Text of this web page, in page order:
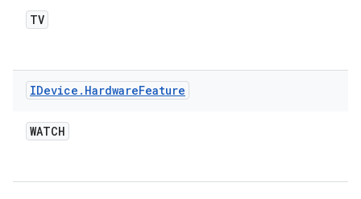
TV
IDevice . HardwareFeature
WATCH